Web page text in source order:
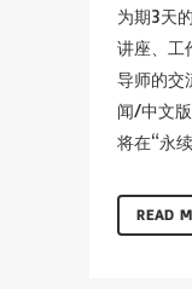
为期3天
讲座、工
导师的交
闻/中文
将在“永
READ